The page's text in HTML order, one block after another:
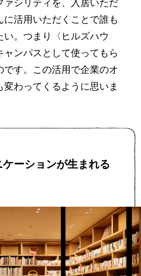
ァシリティを、入居いただ
活用いただくことで誰も
。つまり〈ヒルズハウ
ャンパスとして使ってもら
です。この活用で企業のオ
わってくるように思いま
ーションが生まれる